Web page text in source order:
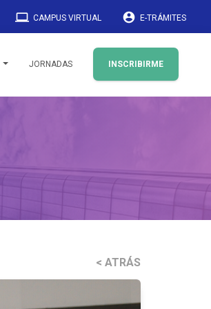
laptop CAMPUS VIRTUAL account_circle E-TRÁMITES
JORNADAS INSCRIBIRME
< ATRÁS